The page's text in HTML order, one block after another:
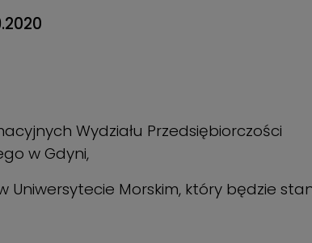
Wydziału Przedsiębiorczości
w Gdyni,
Morskim, który będzie